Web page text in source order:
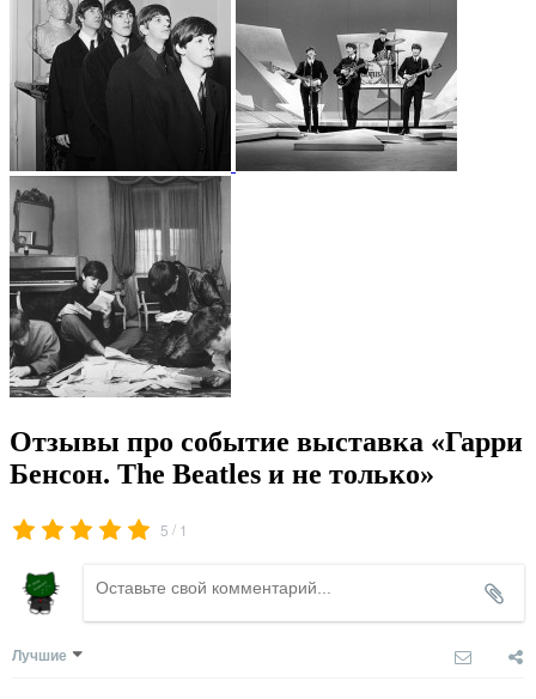
Отзывы про событие выставка «Гарри
Бенсон. The Beatles и не только»
5 / 1
Лучшие